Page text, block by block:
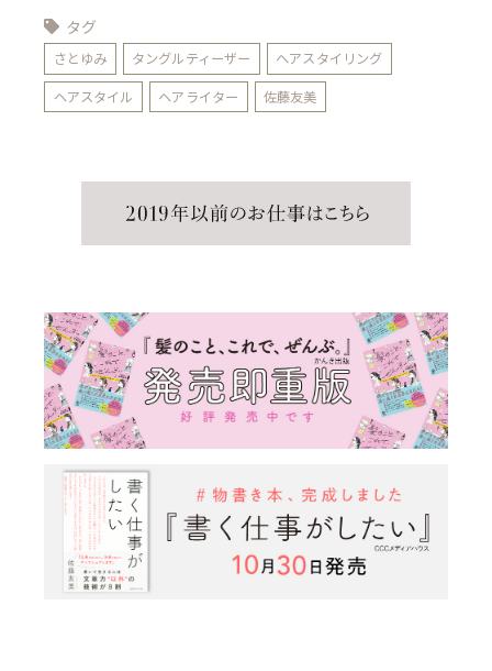
タグ
さとゆみ タングルティーザー
ヘアスタイリング
ヘアスタイル
ヘアライター 佐藤友美